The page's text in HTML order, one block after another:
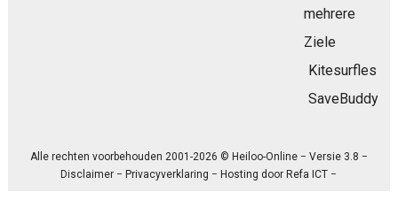
mehrere
Ziele
Kitesurfles
SaveBuddy
Alle rechten voorbehouden 2001-2026 © Heiloo-Online − Versie 3.8 −
Disclaimer − Privacyverklaring − Hosting door Refa ICT −